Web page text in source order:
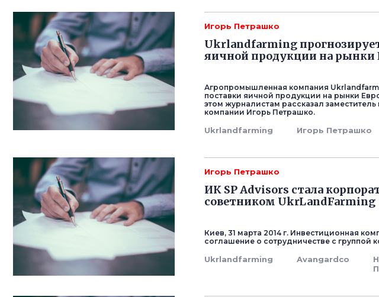
Игорь Петрашко
Ukrlandfarming
яичной продукции на рынки
Агропромышленная компания
поставки яичной продукции на рынки
этом журналистам рассказал
компании Игорь Петрашко.
Ukrlandfarming Игорь Петрашко
Игорь Петрашко
ИК SP Advisors стала
советником UkrLandFarming
Киев, 31 марта 2014 г. Инвестиционная
соглашение о сотрудничестве с группой
Ukrlandfarming Avangardco